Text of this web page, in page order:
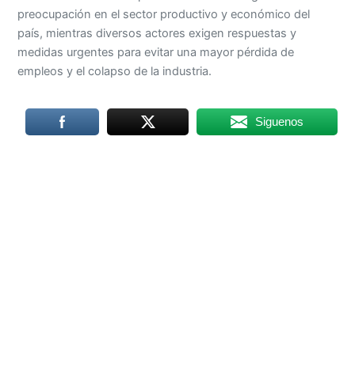
preocupación en el sector productivo y económico del
país, mientras diversos actores exigen respuestas y
medidas urgentes para evitar una mayor pérdida de
empleos y el colapso de la industria.
Siguenos